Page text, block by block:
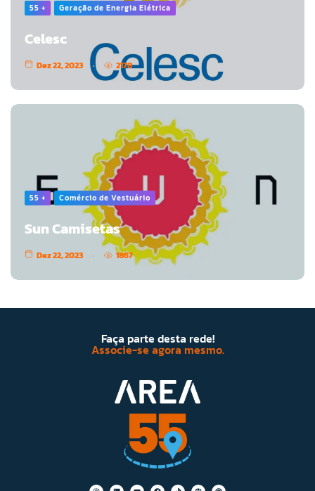
55 + Geração de Energia Elétrica
Celesc
Dez 22, 2023 2178
55 + Comércio de Vestuário
Sun Camisetas
Dez 22, 2023 1867
Faça parte desta rede!
Associe-se agora mesmo.